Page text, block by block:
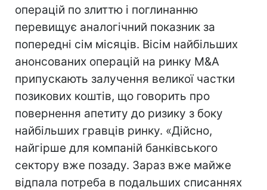
операцій по злиттю і поглинанню
перевищує аналогічний показник за
попередні сім місяців. Вісім найбільших
анонсованих операцій на ринку M&A
припускають залучення великої частки
позикових коштів, що говорить про
повернення апетиту до ризику з боку
найбільших гравців ринку. «Дійсно,
найгірше для компаній банківського
сектору вже позаду. Зараз вже майже
відпала потреба в подальших списаннях